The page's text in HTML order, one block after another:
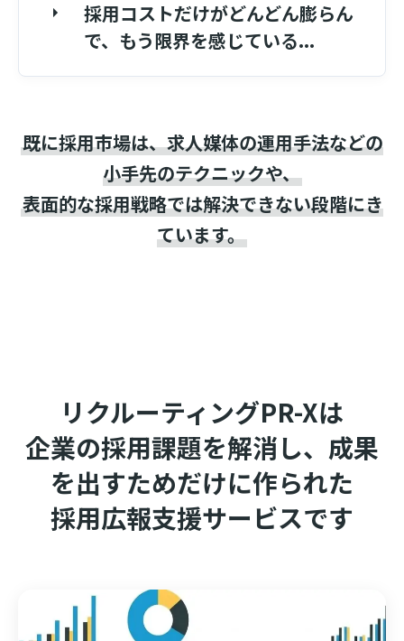
採用コストだけがどんどん膨らん
で、もう限界を感じている...
既に採用市場は、求人媒体の運用手法などの
小手先のテクニックや、
表面的な採用戦略では解決できない段階にき
ています。
リクルーティングPR-Xは
企業の採用課題を解消し、成果
を出すためだけに作られた
採用広報支援サービスです